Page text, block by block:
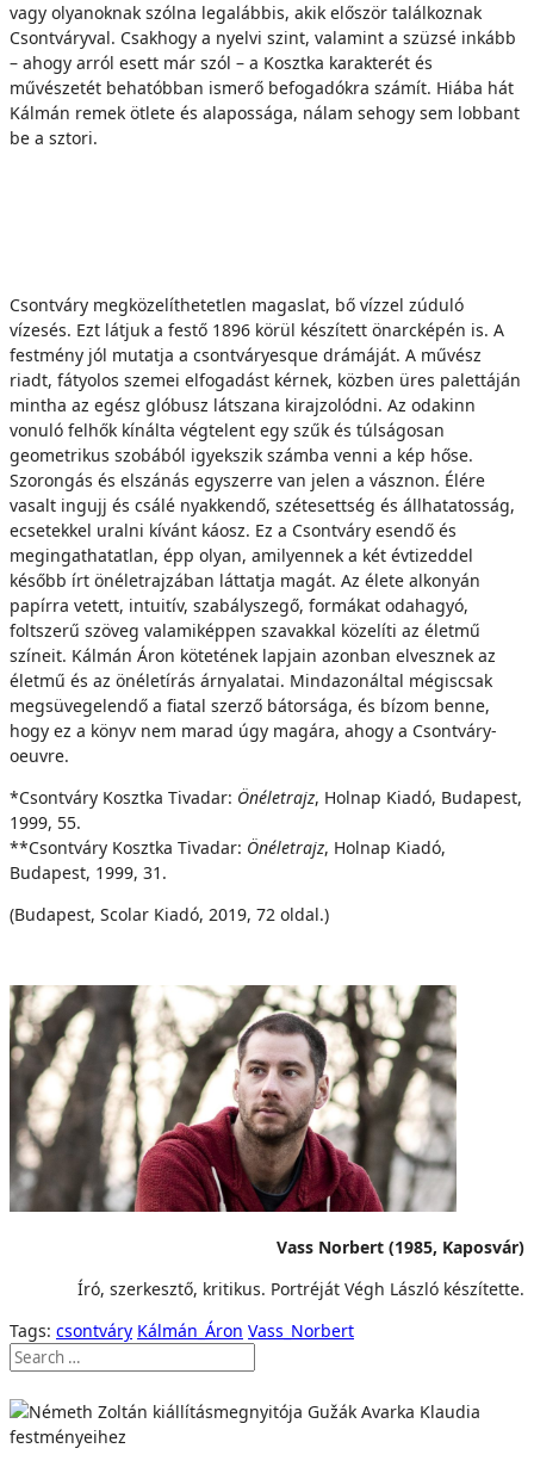
vagy olyanoknak szólna legalábbis, akik először találkoznak
Csontváryval. Csakhogy a nyelvi szint, valamint a szüzsé inkább
– ahogy arról esett már szól – a Kosztka karakterét és
művészetét behatóbban ismerő befogadókra számít. Hiába hát
Kálmán remek ötlete és alapossága, nálam sehogy sem lobbant
be a sztori.
Csontváry megközelíthetetlen magaslat, bő vízzel zúduló
vízesés. Ezt látjuk a festő 1896 körül készített önarcképén is. A
festmény jól mutatja a csontváryesque drámáját. A művész
riadt, fátyolos szemei elfogadást kérnek, közben üres palettáján
mintha az egész glóbusz látszana kirajzolódni. Az odakinn
vonuló felhők kínálta végtelent egy szűk és túlságosan
geometrikus szobából igyekszik számba venni a kép hőse.
Szorongás és elszánás egyszerre van jelen a vásznon. Élére
vasalt ingujj és csálé nyakkendő, szétesettség és állhatatosság,
ecsetekkel uralni kívánt káosz. Ez a Csontváry esendő és
megingathatatlan, épp olyan, amilyennek a két évtizeddel
később írt önéletrajzában láttatja magát. Az élete alkonyán
papírra vetett, intuitív, szabályszegő, formákat odahagyó,
foltszerű szöveg valamiképpen szavakkal közelíti az életmű
színeit. Kálmán Áron kötetének lapjain azonban elvesznek az
életmű és az önéletírás árnyalatai. Mindazonáltal mégiscsak
megsüvegelendő a fiatal szerző bátorsága, és bízom benne,
hogy ez a könyv nem marad úgy magára, ahogy a Csontváry-
oeuvre.
*Csontváry Kosztka Tivadar: Önéletrajz, Holnap Kiadó, Budapest,
1999, 55.
**Csontváry Kosztka Tivadar: Önéletrajz, Holnap Kiadó,
Budapest, 1999, 31.
(Budapest, Scolar Kiadó, 2019, 72 oldal.)
Vass Norbert (1985, Kaposvár)
Író, szerkesztő, kritikus. Portréját Végh László készítette.
Tags: csontváry Kálmán_Áron Vass_Norbert